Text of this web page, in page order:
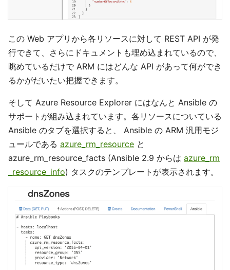
この Web アプリから各リソースに対して REST API が発
行できて、さらにドキュメントも埋め込まれているので、
眺めているだけで ARM にはどんな API があって何ができ
るかがだいたい把握できます。
そして Azure Resource Explorer にはなんと Ansible の
サポートが組み込まれています。各リソースについている
Ansible のタブを選択すると、 Ansible の ARM 汎用モジ
ュールである azure_rm_resource と
azure_rm_resource_facts (Ansible 2.9 からは azure_rm
_resource_info) タスクのテンプレートが表示されます。